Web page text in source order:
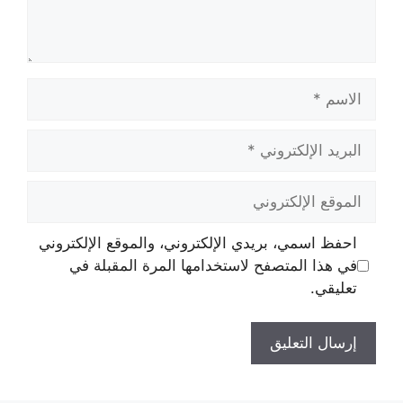
الإلكتروني
الإلكتروني
احفظ اسمي، بريدي الإلكتروني، والموقع الإلكتروني
في هذا المتصفح لاستخدامها المرة المقبلة في
تعليقي.